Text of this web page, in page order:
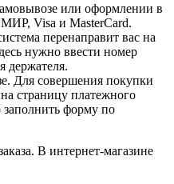
или оформлении в
Visa и MasterCard.
перенаправит вас на
нужно ввести номер
держателя.
Для совершения покупки
страницу платежного
заполнить форму по
В интернет-магазине